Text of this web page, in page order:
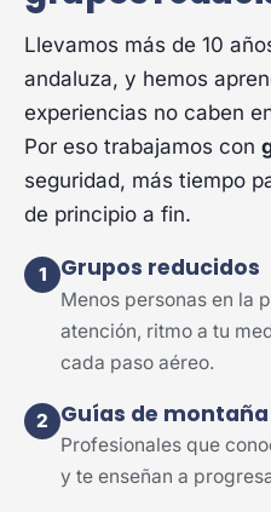
Llevamos más de 10
andaluza, y hemos
experiencias no caben
Por eso trabajamos con
seguridad, más tiempo
de principio a fin.
1 Grupos reducidos
Menos personas en la
atención, ritmo a tu
cada paso aéreo.
2 Guías de
Profesionales que
y te enseñan a